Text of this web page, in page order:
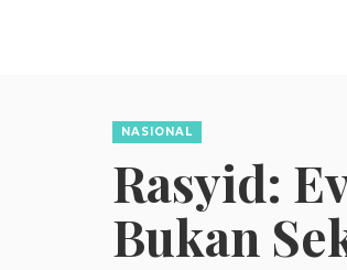
NASIONAL
Rasyid:
Bukan